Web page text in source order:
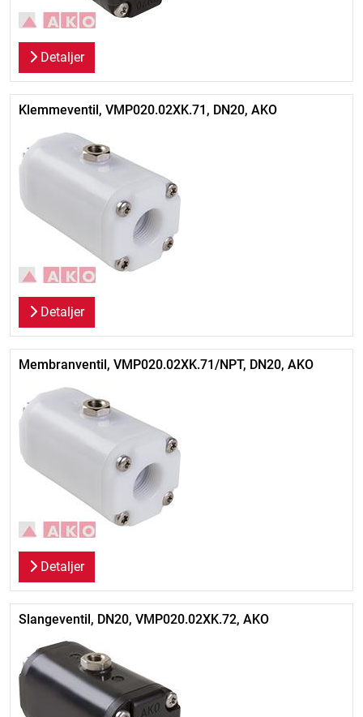
Detaljer
Klemmeventil, VMP020.02XK.71, DN20, AKO
Detaljer
Membranventil, VMP020.02XK.71/NPT, DN20, AKO
Detaljer
Slangeventil, DN20, VMP020.02XK.72, AKO